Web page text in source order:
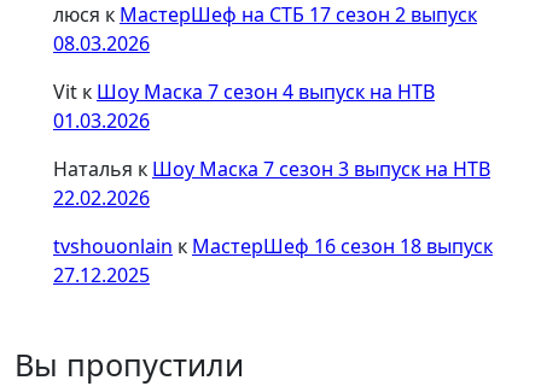
люся к МастерШеф на СТБ 17 сезон 2 выпуск
08.03.2026
Vit к Шоу Маска 7 сезон 4 выпуск на НТВ
01.03.2026
Наталья к Шоу Маска 7 сезон 3 выпуск на НТВ
22.02.2026
tvshouonlain к МастерШеф 16 сезон 18 выпуск
27.12.2025
Вы пропустили